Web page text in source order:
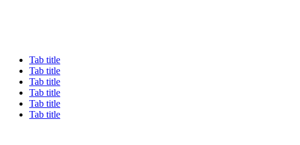
Tab title
Tab title
Tab title
Tab title
Tab title
Tab title